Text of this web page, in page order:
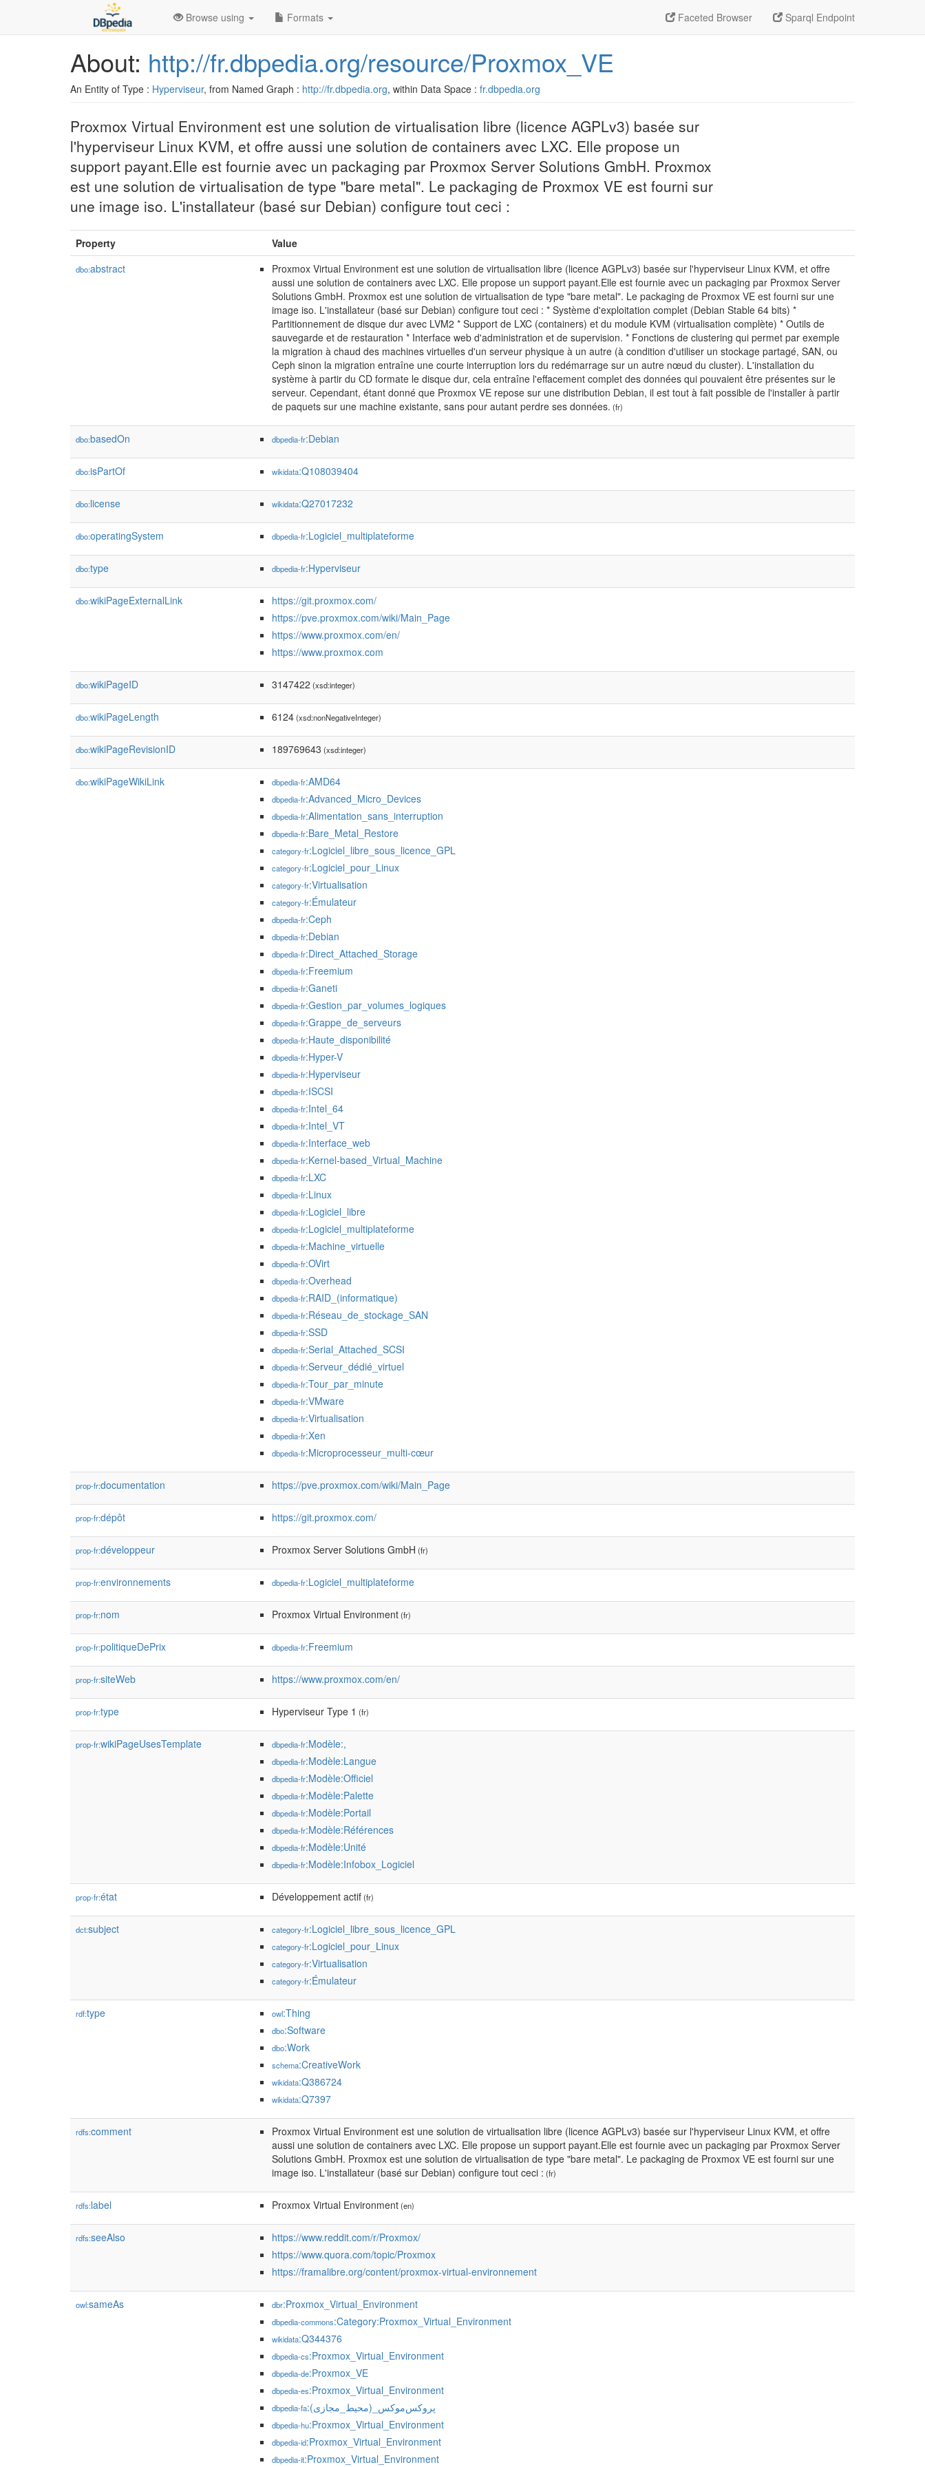
Faceted Browser Sparql Endpoint
Browse using Formats
About: http://fr.dbpedia.org/resource/Proxmox_VE
An Entity of Type : Hyperviseur, from Named Graph : http://fr.dbpedia.org, within Data Space : fr.dbpedia.org
Proxmox Virtual Environment est une solution de virtualisation libre (licence AGPLv3) basée sur
l'hyperviseur Linux KVM, et offre aussi une solution de containers avec LXC. Elle propose un
support payant.Elle est fournie avec un packaging par Proxmox Server Solutions GmbH. Proxmox
est une solution de virtualisation de type "bare metal". Le packaging de Proxmox VE est fourni sur
une image iso. L'installateur (basé sur Debian) configure tout ceci :
Property Value
dbo:abstract
Proxmox Virtual Environment est une solution de virtualisation libre (licence AGPLv3) basée sur l'hyperviseur Linux KVM, et offre
aussi une solution de containers avec LXC. Elle propose un support payant.Elle est fournie avec un packaging par Proxmox Server
Solutions GmbH. Proxmox est une solution de virtualisation de type "bare metal". Le packaging de Proxmox VE est fourni sur une
image iso. L'installateur (basé sur Debian) configure tout ceci : * Système d'exploitation complet (Debian Stable 64 bits) *
Partitionnement de disque dur avec LVM2 * Support de LXC (containers) et du module KVM (virtualisation complète) * Outils de
sauvegarde et de restauration * Interface web d'administration et de supervision. * Fonctions de clustering qui permet par exemple
la migration à chaud des machines virtuelles d'un serveur physique à un autre (à condition d'utiliser un stockage partagé, SAN, ou
Ceph sinon la migration entraîne une courte interruption lors du redémarrage sur un autre nœud du cluster). L'installation du
système à partir du CD formate le disque dur, cela entraîne l'effacement complet des données qui pouvaient être présentes sur le
serveur. Cependant, étant donné que Proxmox VE repose sur une distribution Debian, il est tout à fait possible de l'installer à partir
de paquets sur une machine existante, sans pour autant perdre ses données. (fr)
dbo:basedOn dbpedia-fr:Debian
dbo:isPartOf wikidata:Q108039404
dbo:license wikidata:Q27017232
dbo:operatingSystem dbpedia-fr:Logiciel_multiplateforme
dbo:type dbpedia-fr:Hyperviseur
dbo:wikiPageExternalLink
https://git.proxmox.com/
https://pve.proxmox.com/wiki/Main_Page
https://www.proxmox.com/en/
https://www.proxmox.com
dbo:wikiPageID 3147422 (xsd:integer)
dbo:wikiPageLength 6124(xsd:nonNegativeInteger)
dbo:wikiPageRevisionID 189769643 (xsd:integer)
dbo:wikiPageWikiLink dbpedia-fr:AMD64
dbpedia-fr:Advanced_Micro_Devices
dbpedia-fr:Alimentation_sans_interruption
dbpedia-fr:Bare_Metal_Restore
category-fr:Logiciel_libre_sous_licence_GPL
category-fr:Logiciel_pour_Linux
category-fr:Virtualisation
category-fr:Émulateur
dbpedia-fr:Ceph
dbpedia-fr:Debian
dbpedia-fr:Direct_Attached_Storage
dbpedia-fr:Freemium
dbpedia-fr:Ganeti
dbpedia-fr:Gestion_par_volumes_logiques
dbpedia-fr:Grappe_de_serveurs
dbpedia-fr:Haute_disponibilité
dbpedia-fr:Hyper-V
dbpedia-fr:Hyperviseur
dbpedia-fr:ISCSI
dbpedia-fr:Intel_64
dbpedia-fr:Intel_VT
dbpedia-fr:Interface_web
dbpedia-fr:Kernel-based_Virtual_Machine
dbpedia-fr:LXC
dbpedia-fr:Linux
dbpedia-fr:Logiciel_libre
dbpedia-fr:Logiciel_multiplateforme
dbpedia-fr:Machine_virtuelle
dbpedia-fr:OVirt
dbpedia-fr:Overhead
dbpedia-fr:RAID_(informatique)
dbpedia-fr:Réseau_de_stockage_SAN
dbpedia-fr:SSD
dbpedia-fr:Serial_Attached_SCSI
dbpedia-fr:Serveur_dédié_virtuel
dbpedia-fr:Tour_par_minute
dbpedia-fr:VMware
dbpedia-fr:Virtualisation
dbpedia-fr:Xen
dbpedia-fr:Microprocesseur_multi-cœur
prop-fr:documentation https://pve.proxmox.com/wiki/Main_Page
prop-fr:dépôt https://git.proxmox.com/
prop-fr:développeur Proxmox Server Solutions GmbH (fr)
prop-fr:environnements dbpedia-fr:Logiciel_multiplateforme
prop-fr:nom Proxmox Virtual Environment(fr)
prop-fr:politiqueDePrix dbpedia-fr:Freemium
prop-fr:siteWeb https://www.proxmox.com/en/
prop-fr:type Hyperviseur Type 1 (fr)
prop-fr:wikiPageUsesTemplate dbpedia-fr:Modèle:,
dbpedia-fr:Modèle:Langue
dbpedia-fr:Modèle:Officiel
dbpedia-fr:Modèle:Palette
dbpedia-fr:Modèle:Portail
dbpedia-fr:Modèle:Références
dbpedia-fr:Modèle:Unité
dbpedia-fr:Modèle:Infobox_Logiciel
prop-fr:état Développement actif(fr)
dct:subject category-fr:Logiciel_libre_sous_licence_GPL
category-fr:Logiciel_pour_Linux
category-fr:Virtualisation
category-fr:Émulateur
rdf:type owl:Thing
dbo:Software
dbo:Work
schema:CreativeWork
wikidata:Q386724
wikidata:Q7397
rdfs:comment
Proxmox Virtual Environment est une solution de virtualisation libre (licence AGPLv3) basée sur l'hyperviseur Linux KVM, et offre
aussi une solution de containers avec LXC. Elle propose un support payant.Elle est fournie avec un packaging par Proxmox Server
Solutions GmbH. Proxmox est une solution de virtualisation de type "bare metal". Le packaging de Proxmox VE est fourni sur une
image iso. L'installateur (basé sur Debian) configure tout ceci : (fr)
rdfs:label Proxmox Virtual Environment(en)
rdfs:seeAlso
https://www.reddit.com/r/Proxmox/
https://www.quora.com/topic/Proxmox
https://framalibre.org/content/proxmox-virtual-environnement
owl:sameAs dbr:Proxmox_Virtual_Environment
dbpedia-commons:Category:Proxmox_Virtual_Environment
wikidata:Q344376
dbpedia-cs:Proxmox_Virtual_Environment
dbpedia-de:Proxmox_VE
dbpedia-es:Proxmox_Virtual_Environment
dbpedia-fa :پروکس‌موکس_(محیط_مجازی)
dbpedia-hu:Proxmox_Virtual_Environment
dbpedia-id:Proxmox_Virtual_Environment
dbpedia-it:Proxmox_Virtual_Environment